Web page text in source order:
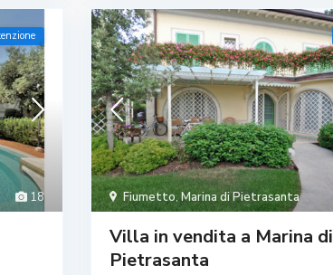
18 Fiumetto,Marina di Pietrasanta
Villa in vendita a Marina di
Pietrasanta